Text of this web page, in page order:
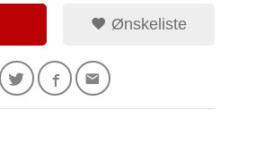
Ønskeliste